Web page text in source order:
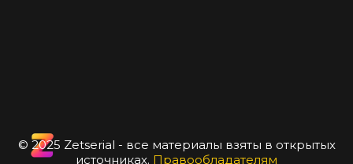
© 2025 Zetserial - все материалы взяты в открытых
источниках. Правообладателям